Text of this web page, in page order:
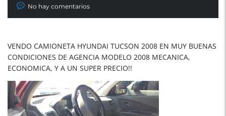
No hay comentarios
VENDO CAMIONETA HYUNDAI TUCSON 2008 EN MUY BUENAS
CONDICIONES DE AGENCIA MODELO 2008 MECANICA,
ECONOMICA, Y A UN SUPER PRECIO!!